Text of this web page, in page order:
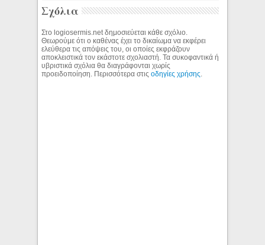
Σχόλια
Στο logiosermis.net δημοσιεύεται κάθε σχόλιο.
Θεωρούμε ότι ο καθένας έχει το δικαίωμα να εκφέρει
ελεύθερα τις απόψεις του, οι οποίες εκφράζουν
αποκλειστικά τον εκάστοτε σχολιαστή. Τα συκοφαντικά ή
υβριστικά σχόλια θα διαγράφονται χωρίς
προειδοποίηση. Περισσότερα στιςοδηγίες χρήσης